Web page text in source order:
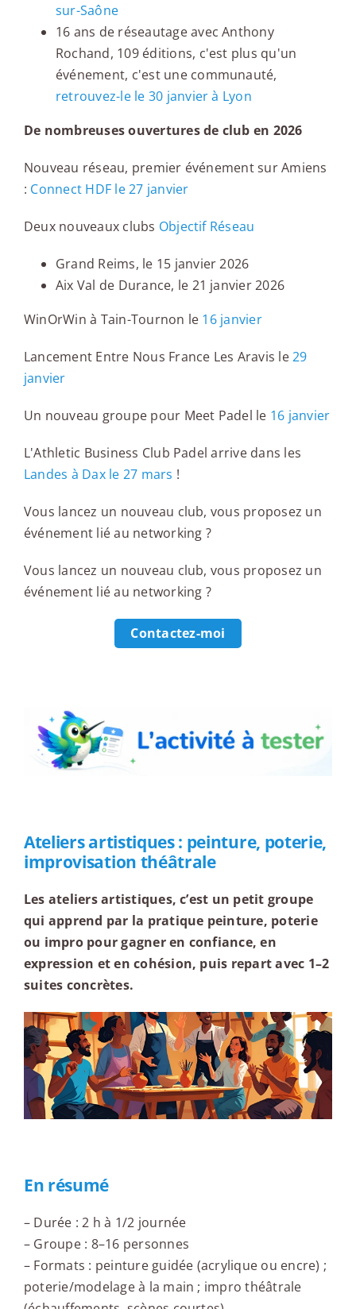
sur-Saône
16 ans de réseautage avec Anthony
Rochand, 109 éditions, c'est plus qu'un
événement, c'est une communauté,
retrouvez-le le 30 janvier à Lyon
De nombreuses ouvertures de club en 2026
Nouveau réseau, premier événement sur Amiens
: Connect HDF le 27 janvier
Deux nouveaux clubs Objectif Réseau
Grand Reims, le 15 janvier 2026
Aix Val de Durance, le 21 janvier 2026
WinOrWin à Tain-Tournon le 16 janvier
Lancement Entre Nous France Les Aravis le29
janvier
Un nouveau groupe pour Meet Padel le 16 janvier
L'Athletic Business Club Padel arrive dans les
Landes à Dax le 27 mars !
Vous lancez un nouveau club, vous proposez un
événement lié au networking ?
Vous lancez un nouveau club, vous proposez un
événement lié au networking ?
Contactez-moi
Ateliers artistiques : peinture, poterie,
improvisation théâtrale
Les ateliers artistiques, c’est un petit groupe
qui apprend par la pratique peinture, poterie
ou impro pour gagner en confiance, en
expression et en cohésion, puis repart avec 1–2
suites concrètes.
En résumé
– Durée : 2 h à 1/2 journée
– Groupe : 8–16 personnes
– Formats : peinture guidée (acrylique ou encre) ;
poterie/modelage à la main ; impro théâtrale